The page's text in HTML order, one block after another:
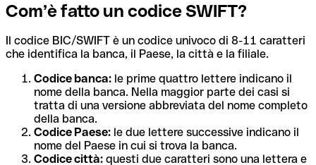
Com’è fatto un codice SWIFT?
Il codice BIC/SWIFT è un codice univoco di 8-11 caratteri
che identifica la banca, il Paese, la città e la filiale.
Codice banca: le prime quattro lettere indicano il
nome della banca. Nella maggior parte dei casi si
tratta di una versione abbreviata del nome completo
della banca.
Codice Paese: le due lettere successive indicano il
nome del Paese in cui si trova la banca.
Codice città: questi due caratteri sono una lettera e